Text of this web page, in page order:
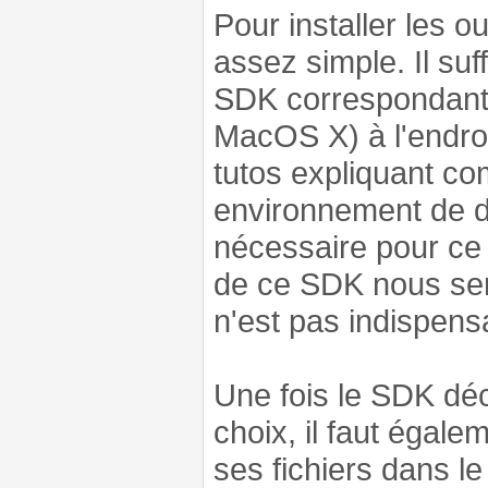
Pour installer les
assez simple. Il
SDK
MacOS X) à
tutos expliquant
environnement de
nécessaire pour
de ce SDK nous
n'est pas
Une fois le SDK
choix, il faut
ses fichiers dans